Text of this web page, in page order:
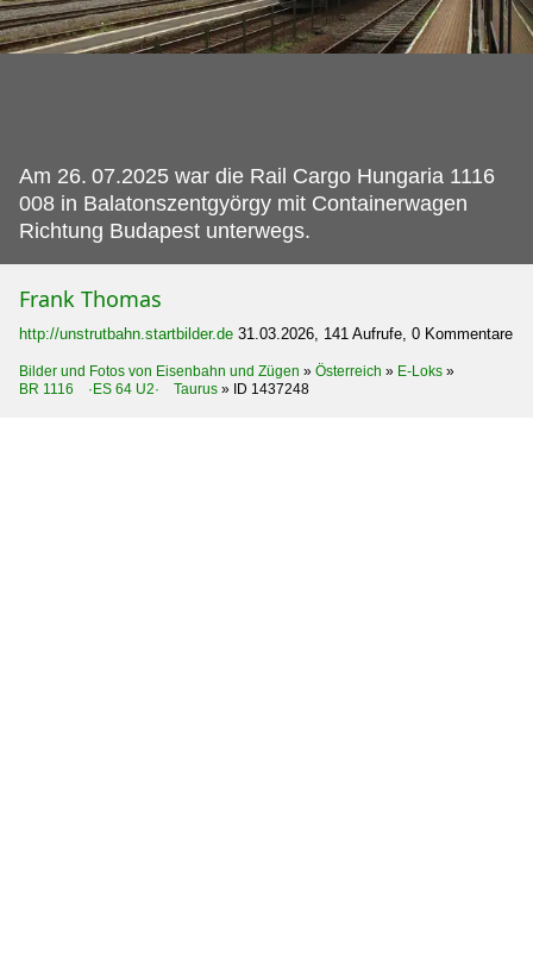
Am 26. 07.2025 war die Rail Cargo Hungaria 1116
008 in Balatonszentgyörgy mit Containerwagen
Richtung Budapest unterwegs.
Frank Thomas
http://unstrutbahn.startbilder.de 31.03.2026, 141 Aufrufe, 0 Kommentare
Bilder und Fotos von Eisenbahn und Zügen » Österreich » E-Loks »
BR 1116 ·ES 64 U2· Taurus » ID 1437248